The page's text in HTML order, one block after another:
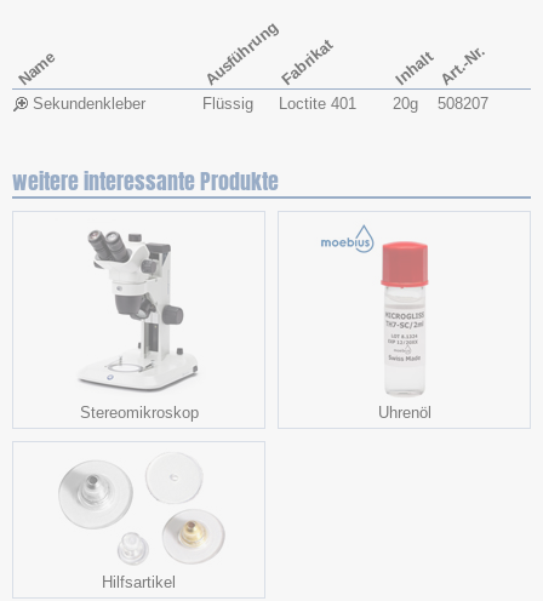
Name AusführungFabrikat Inhalt Art.-Nr.
Sekundenkleber Flüssig Loctite 401 20g 508207
weitere interessante Produkte
Stereomikroskop Uhrenöl
Hilfsartikel